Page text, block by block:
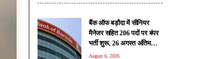
बैंक ऑफ बड़ौदा में सीनियर
मैनेजर सहित 206 पदों पर बंपर
भर्ती शुरू, 26 अगस्त अंतिम
तिथि
August 6, 2026